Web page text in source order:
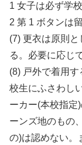
1 女子は必ず学
2 第 1 ボタンは
(7) 更衣は原則
る。必要に応じ
(8) 戸外で着用
校生にふさわし
ーカー(本校指定
ーンズ地のもの
の)は認めない。